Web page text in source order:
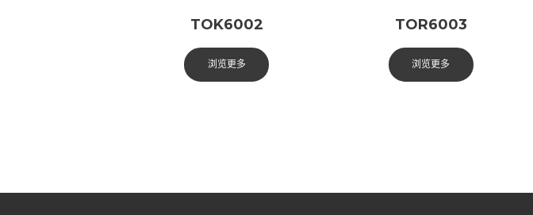
TOK6002
浏览更多
TOR6003
浏览更多